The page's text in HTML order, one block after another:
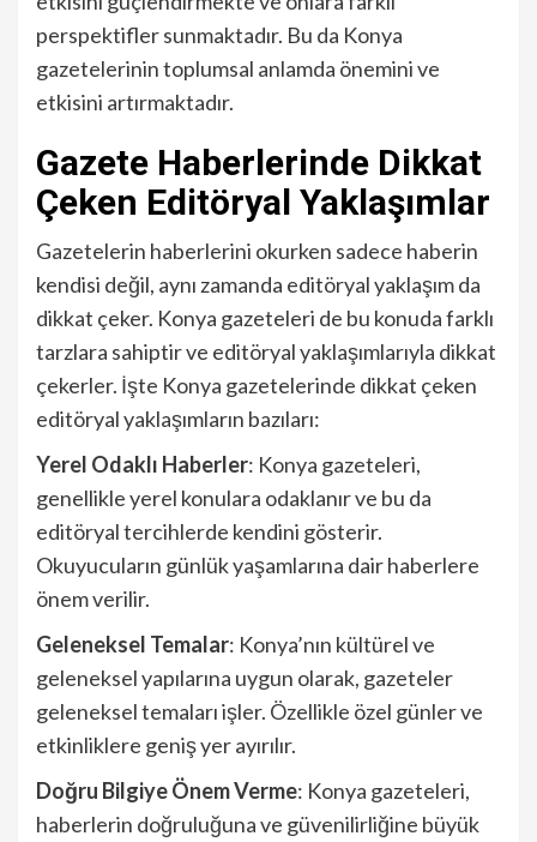
perspektifler sunmaktadır. Bu da Konya
gazetelerinin toplumsal anlamda önemini ve
etkisini artırmaktadır.
Gazete Haberlerinde Dikkat
Çeken Editöryal Yaklaşımlar
Gazetelerin haberlerini okurken sadece haberin
kendisi değil, aynı zamanda editöryal yaklaşım da
dikkat çeker. Konya gazeteleri de bu konuda farklı
tarzlara sahiptir ve editöryal yaklaşımlarıyla dikkat
çekerler. İşte Konya gazetelerinde dikkat çeken
editöryal yaklaşımların bazıları:
Yerel Odaklı Haberler: Konya gazeteleri,
genellikle yerel konulara odaklanır ve bu da
editöryal tercihlerde kendini gösterir.
Okuyucuların günlük yaşamlarına dair haberlere
önem verilir.
Geleneksel Temalar: Konya’nın kültürel ve
geleneksel yapılarına uygun olarak, gazeteler
geleneksel temaları işler. Özellikle özel günler ve
etkinliklere geniş yer ayırılır.
Doğru Bilgiye Önem Verme: Konya gazeteleri,
haberlerin doğruluğuna ve güvenilirliğine büyük